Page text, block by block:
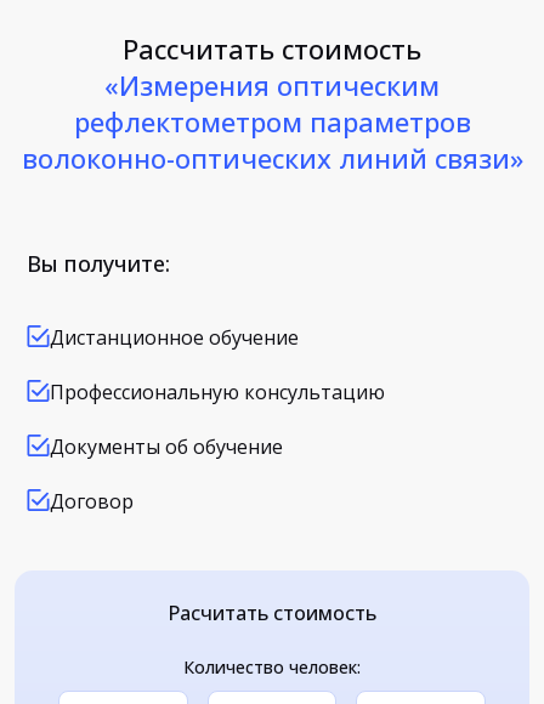
Рассчитать стоимость
«Измерения оптическим
рефлектометром параметров
волоконно-оптических линий связи»
Вы получите:
Дистанционное обучение
Профессиональную консультацию
Документы об обучение
Договор
Расчитать стоимость
Количество человек: